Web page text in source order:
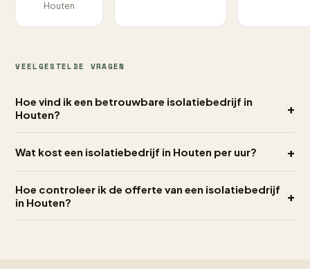
Houten
VEELGESTELDE VRAGEN
Hoe vind ik een betrouwbare isolatiebedrijf in
Houten?
+
Wat kost een isolatiebedrijf in Houten per uur? +
Hoe controleer ik de offerte van een isolatiebedrijf
in Houten?
+